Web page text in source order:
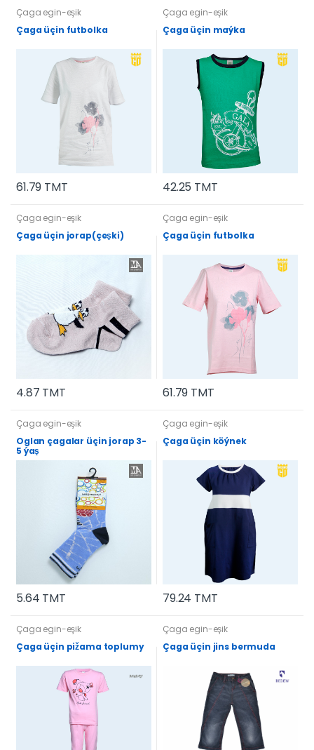
Çaga egin-eşik
Çaga üçin futbolka
61.79 TMT
Çaga egin-eşik
Çaga üçin maýka
42.25 TMT
Çaga egin-eşik
Çaga üçin jorap(çeşki)
4.87 TMT
Çaga egin-eşik
Çaga üçin futbolka
61.79 TMT
Çaga egin-eşik
Oglan çagalar üçin jorap 3-
5 ýaş
5.64 TMT
Çaga egin-eşik
Çaga üçin köýnek
79.24 TMT
Çaga egin-eşik
Çaga üçin pižama toplumy
Çaga egin-eşik
Çaga üçin jins bermuda